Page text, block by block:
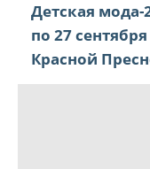
Детская мода-​
по 27
Красной